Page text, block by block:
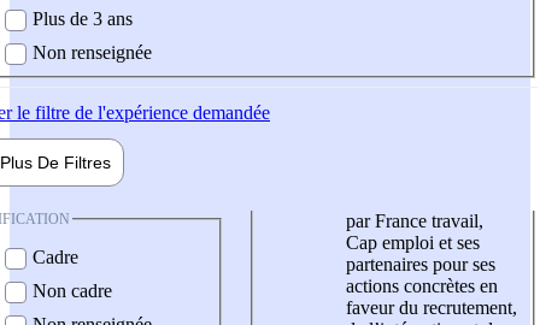
Plus de 3 ans
Non renseignée
le filtre de l'expérience demandée
Plus De Filtres
Cadre
Non cadre
par France travail,
Cap emploi et ses
partenaires pour ses
actions concrètes en
faveur du recrutement,